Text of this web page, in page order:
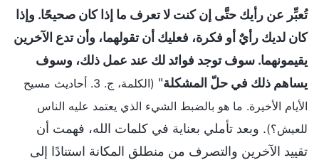
تُعبِّر عن رأيك حتَّى إن كنت لا تعرف ما إذا كان صحيحًا. وإذا
كان لديك رأيٌ أو فكرة، فعليك أن تقولهما، وأن تدع الآخرين
يقيمونهما. سوف توجد فوائد لك عند عمل ذلك، وسوف
يساهم ذلك في حلّ المشكلة"
(الكلمة، ج. 3. أحاديث مسيح
الأيام الأخيرة. ما هو بالضبط الشيء الذي يعتمد عليه الناس
للعيش؟). وبعد تأملي بعناية في كلمات الله، فهمت أن
تقييد الآخرين والتصرف من منطلق المكانة استنادًا إلى